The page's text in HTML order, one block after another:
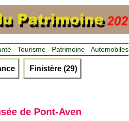
- Tourisme - Patrimoine - Automobiles
Finistère (29)
de Pont-Aven